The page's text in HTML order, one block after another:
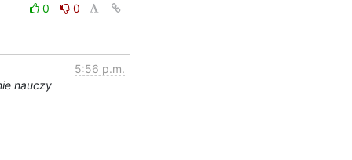
0 0
5:56 p.m.
nauczy